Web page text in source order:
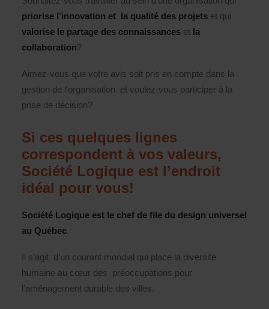
priorise l’innovation et la qualité des projets et qui
valorise le partage des connaissances et la
collaboration?
Aimez-vous que votre avis soit pris en compte dans la
gestion de l’organisation et voulez-vous participer à la
prise de décision?
Si ces quelques lignes
correspondent à vos valeurs,
Société Logique est l’endroit
idéal pour vous!
Société Logique est le chef de file du design universel
au Québec.
Il s’agit d’un courant mondial qui place la diversité
humaine au cœur des préoccupations pour
l’aménagement durable des villes.